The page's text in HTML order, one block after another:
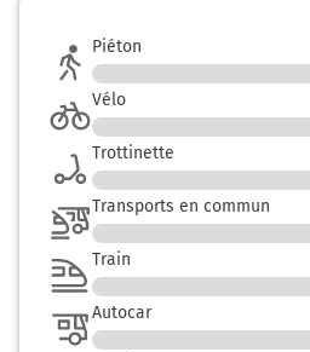
Piéton
Vélo
Trottinette
Transports en commun
Train
Autocar